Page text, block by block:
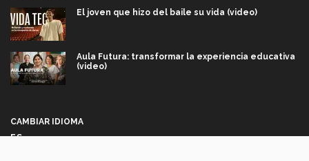
El joven que hizo del baile su vida (video)
Aula Futura: transformar la experiencia educativa
(video)
CAMBIAR IDIOMA
ES